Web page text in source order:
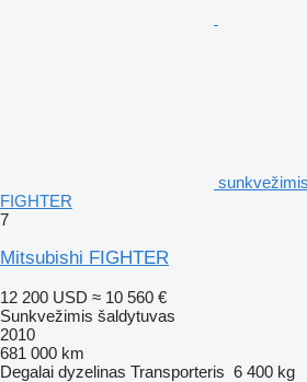
FIGHTER
7
Mitsubishi FIGHTER
12 200 USD ≈ 10 560 €
Sunkvežimis šaldytuvas
2010
681 000 km
Degalai dyzelinas Transporteris 6 400 kg